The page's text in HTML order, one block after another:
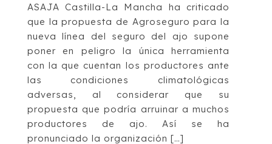
ASAJA Castilla-La Mancha ha criticado
que la propuesta de Agroseguro para la
nueva línea del seguro del ajo supone
poner en peligro la única herramienta
con la que cuentan los productores ante
las condiciones climatológicas
adversas, al considerar que su
propuesta que podría arruinar a muchos
productores de ajo. Así se ha
pronunciado la organización […]